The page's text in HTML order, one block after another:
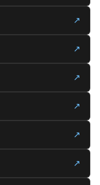
↗
↗
↗
↗
↗
↗